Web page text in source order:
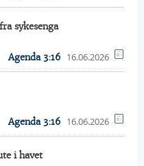
sykesenga
Agenda 3:16 16.06.2026
Agenda 3:16 16.06.2026
i havet